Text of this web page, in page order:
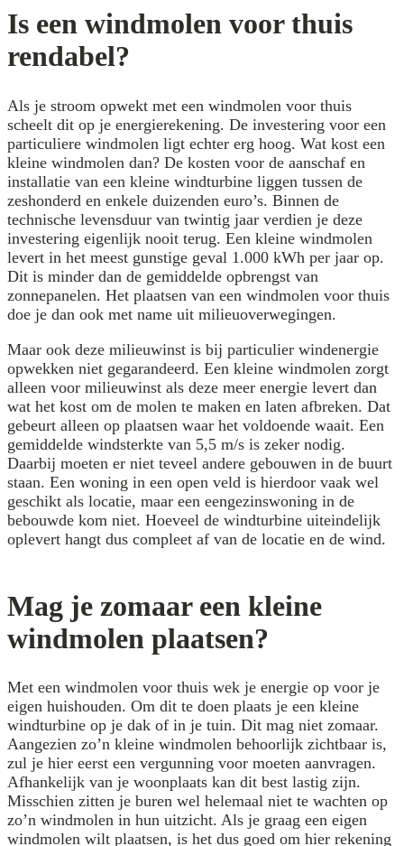
Is een windmolen voor thuis
rendabel?
Als je stroom opwekt met een windmolen voor thuis
scheelt dit op je energierekening. De investering voor een
particuliere windmolen ligt echter erg hoog. Wat kost een
kleine windmolen dan? De kosten voor de aanschaf en
installatie van een kleine windturbine liggen tussen de
zeshonderd en enkele duizenden euro’s. Binnen de
technische levensduur van twintig jaar verdien je deze
investering eigenlijk nooit terug. Een kleine windmolen
levert in het meest gunstige geval 1.000 kWh per jaar op.
Dit is minder dan de gemiddelde opbrengst van
zonnepanelen. Het plaatsen van een windmolen voor thuis
doe je dan ook met name uit milieuoverwegingen.
Maar ook deze milieuwinst is bij particulier windenergie
opwekken niet gegarandeerd. Een kleine windmolen zorgt
alleen voor milieuwinst als deze meer energie levert dan
wat het kost om de molen te maken en laten afbreken. Dat
gebeurt alleen op plaatsen waar het voldoende waait. Een
gemiddelde windsterkte van 5,5 m/s is zeker nodig.
Daarbij moeten er niet teveel andere gebouwen in de buurt
staan. Een woning in een open veld is hierdoor vaak wel
geschikt als locatie, maar een eengezinswoning in de
bebouwde kom niet. Hoeveel de windturbine uiteindelijk
oplevert hangt dus compleet af van de locatie en de wind.
Mag je zomaar een kleine
windmolen plaatsen?
Met een windmolen voor thuis wek je energie op voor je
eigen huishouden. Om dit te doen plaats je een kleine
windturbine op je dak of in je tuin. Dit mag niet zomaar.
Aangezien zo’n kleine windmolen behoorlijk zichtbaar is,
zul je hier eerst een vergunning voor moeten aanvragen.
Afhankelijk van je woonplaats kan dit best lastig zijn.
Misschien zitten je buren wel helemaal niet te wachten op
zo’n windmolen in hun uitzicht. Als je graag een eigen
windmolen wilt plaatsen, is het dus goed om hier rekening